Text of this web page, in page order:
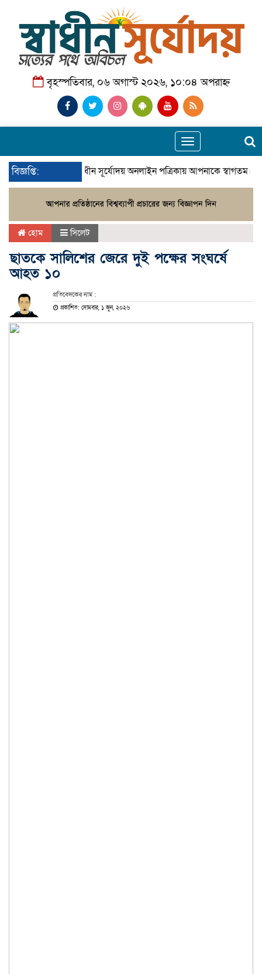
বৃহস্পতিবার, ০৬ অগাস্ট ২০২৬, ১০:০৪ অপরাহ্ন
Toggle
navigation
বিজ্ঞপ্তি: স্বাধীন সূর্যোদয় অনলাইন পত্রিকায় আপনাকে স্বাগতম।
হোম সিলেট
ছাতকে সালিশের জেরে দুই পক্ষের সংঘর্ষে
আহত ১০
প্রতিবেদকের নাম :
প্রকাশিত: সোমবার, ১ জুন, ২০২৬